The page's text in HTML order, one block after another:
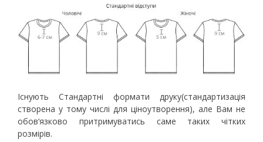
Існують Стандартні формати друку(стандартизація
створена у тому числі для ціноутворення), але Вам не
обов‘язково притримуватись саме таких чітких
розмірів.